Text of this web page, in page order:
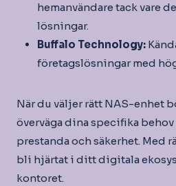
hemanvändare tack vare
lösningar.
Buffalo Technology:
företagslösningar med
När du väljer rätt NAS-enhet
överväga dina specifika
prestanda och säkerhet. Med
bli hjärtat i ditt digitala
kontoret.